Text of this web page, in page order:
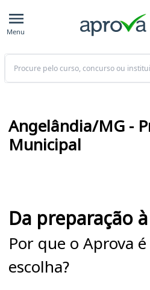
Menu
Buscar
Angelândia/MG -
Municipal
Da preparação
Por que o Aprova
escolha?